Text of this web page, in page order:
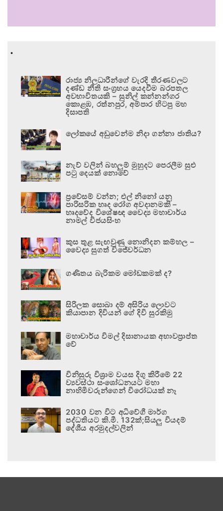
.
රාජ්‍ය නිලධාරීන්ගේ වැරදි තීරණවලට
දණ්ඩ නීති සංග්‍රහය යෙදවීම බරපතල
අවභාවිතයකි – සුනිල් කන්නන්ගර
කොළඹ, රත්නපුර, අම්පාර හිටපු මහ
දිසාපති
ලෝකයේ අඩුවෙන්ම නිදා ගන්නා ජාතිය?
නැව් වලින් බහලුම් මුහුදට පෙරලීම සුළු
පටු දෙයක් නොවේ
ප්‍රවේසම් වන්න; එල් නිනෝ යනු
පාරිසරික හෘද රෝග අවදානමකි –
හෘදවේද විශේෂඥ වෛද්‍ය මහාචාර්ය
නාමල් විජයසිංහ
කුස තුළ සැඟවුණු නොනිදන කම්හල –
වෛද්‍ය සුගත් විජේවර්ධන
ගණිතය බැරිකම මෝඩකමක් ද?
සිරිලක සොබා දම් අසිරිය ලොවට
කියාපාන දිවියන් ගේ දිවි සුරකිමු
මහාචාර්ය විමල් දිසානායක අභාවප්‍රාප්ත
වේ
විනිසුරු විශ්‍රාම වයස දිගු කිරීමේ 22
ව්‍යවස්ථා සංශෝධනයට මහා
නාහිමිවරුන්ගෙන් විරෝධයක් නෑ
2030 වන විට අධිවේගී මාර්ග
පද්ධතියට කි.මී. 132ක්;සියලු වියදම්
දේශීය අරමුදල්වලින්